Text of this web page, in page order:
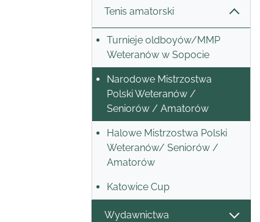
Tenis amatorski
Turnieje oldboyów/MMP
Weteranów w Sopocie
Narodowe Mistrzostwa
Polski Weteranów /
Seniorów / Amatorów
Halowe Mistrzostwa Polski
Weteranów/ Seniorów /
Amatorów
Katowice Cup
Wydawnictwa